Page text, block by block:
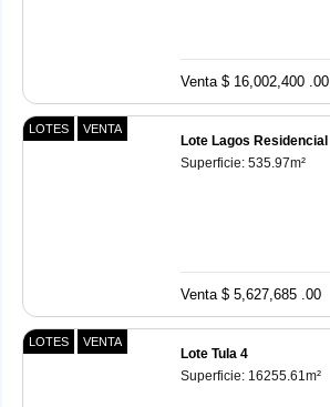
Venta $ 16,002,400 .00
LOTES VENTA
Lote Lagos Residencial
Superficie: 535.97m²
Venta $ 5,627,685 .00
LOTES VENTA
Lote Tula 4
Superficie: 16255.61 m²